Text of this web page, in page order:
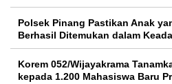
Polsek Pinang Pastikan Anak
Berhasil Ditemukan dalam
Korem 052/Wijayakrama
kepada 1.200 Mahasiswa Baru